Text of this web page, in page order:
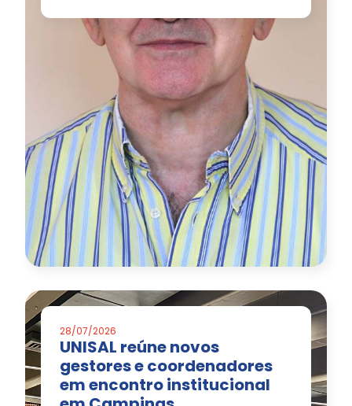
28/07/2026
UNISAL reúne novos
gestores e coordenadores
em encontro institucional